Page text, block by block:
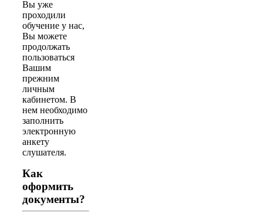
Вы уже
проходили
обучение у нас,
Вы можете
продолжать
пользоваться
Вашим
прежним
личным
кабинетом. В
нем необходимо
заполнить
электронную
анкету
слушателя.
Как
оформить
документы?